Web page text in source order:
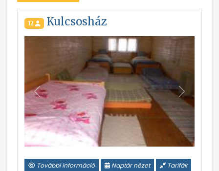
12 Kulcsosház
Vissza
További információ Naptár nézet Tarifák